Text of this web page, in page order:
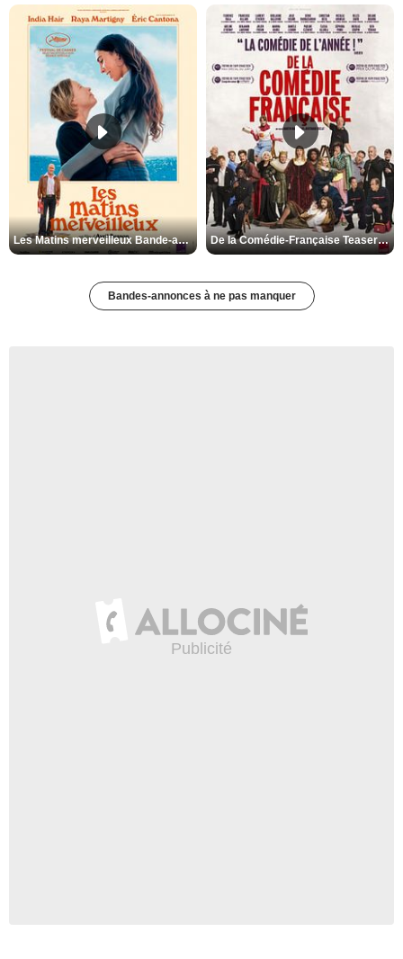
Les Matins merveilleux Bande-annonce VF De la Comédie-Française Teaser VF
Bandes-annonces à ne pas manquer